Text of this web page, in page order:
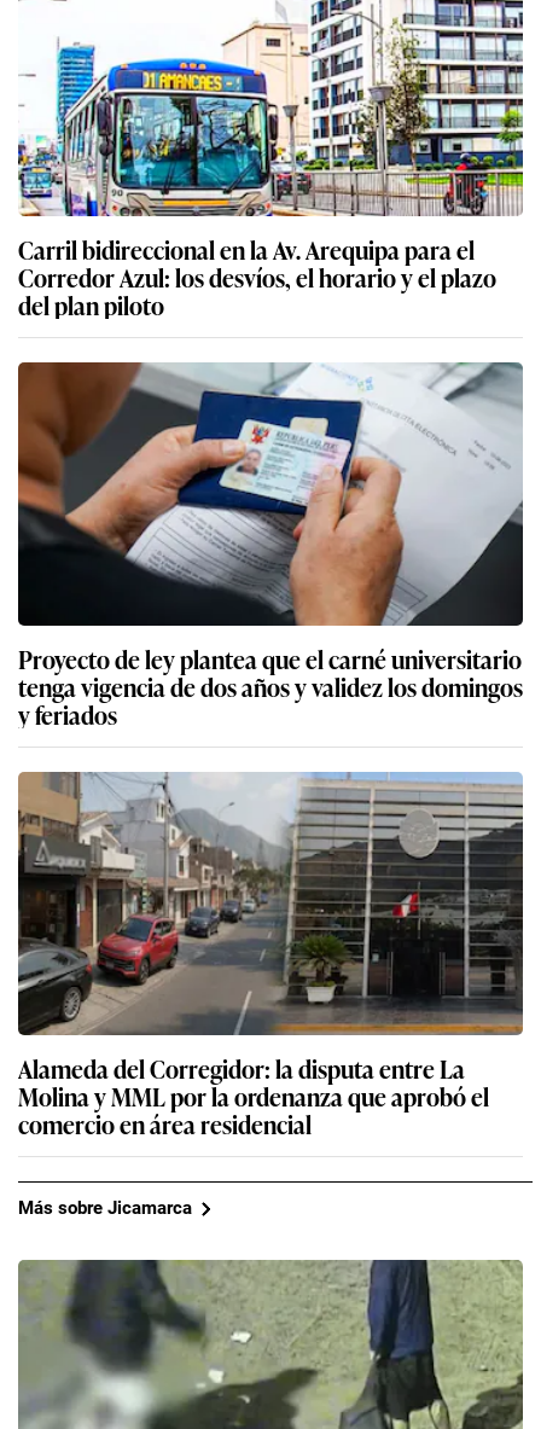
Carril bidireccional en la Av. Arequipa para el
Corredor Azul: los desvíos, el horario y el plazo
del plan piloto
Proyecto de ley plantea que el carné universitario
tenga vigencia de dos años y validez los domingos
y feriados
Alameda del Corregidor: la disputa entre La
Molina y MML por la ordenanza que aprobó el
comercio en área residencial
Más sobre Jicamarca